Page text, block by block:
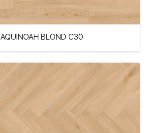
AQUINOAH BLOND C30